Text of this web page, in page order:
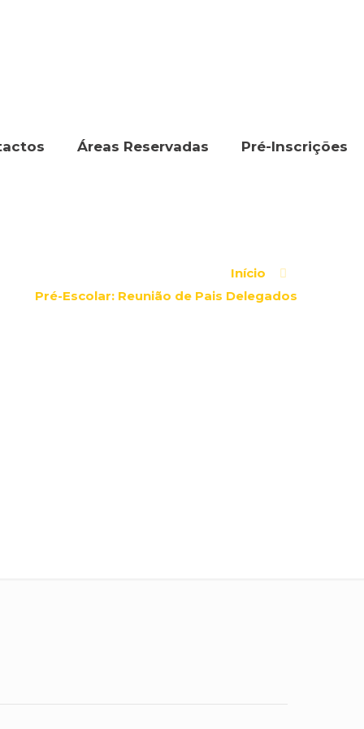
Áreas Reservadas Pré-Inscrições
Início
Pré-Escolar: Reunião de Pais Delegados